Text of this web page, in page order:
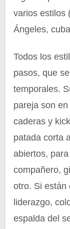
varios estilos
Ángeles,
Todos los
pasos, que
temporales.
pareja son
caderas y
patada corta
abiertos,
compañero,
otro. Si están
liderazgo,
espalda del